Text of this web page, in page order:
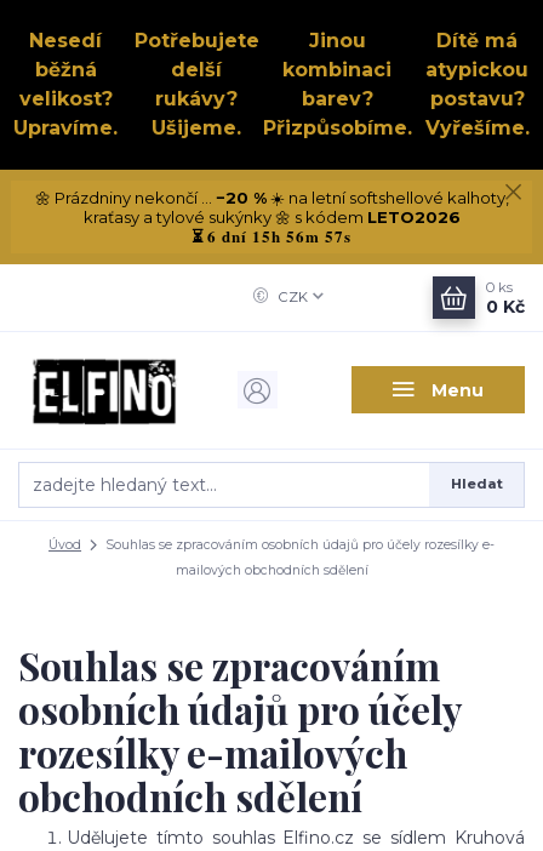
Nesedí
běžná
velikost?
Upravíme.
Potřebujete
delší
rukávy?
Ušijeme.
Jinou
kombinaci
barev?
Přizpůsobíme.
Dítě má
atypickou
postavu?
Vyřešíme.
🌼 Prázdniny nekončí ... −20 %☀️ na letní softshellové kalhoty,
kraťasy a tylové sukýnky 🌼 s kódem LETO2026
⏳6 dní 15h 56m 56s
Menu
CZK
Hledat
0 ks
0 Kč
Úvod
Souhlas se zpracováním osobních údajů pro účely rozesílky e-
mailových obchodních sdělení
Souhlas se zpracováním
osobních údajů pro účely
rozesílky e-mailových
obchodních sdělení
Udělujete tímto souhlas Elfino.cz se sídlem Kruhová